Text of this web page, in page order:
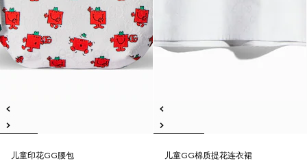
儿童印花GG腰包
儿童GG棉质提花连衣裙